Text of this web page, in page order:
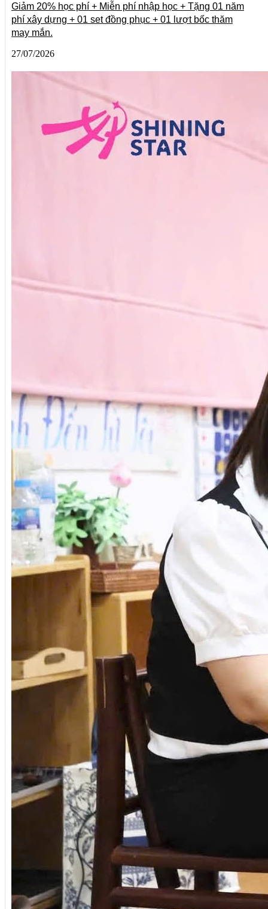
Giảm 20% học phí + Miễn phí nhập học + Tặng 01 năm
phí xây dựng + 01 set đồng phục + 01 lượt bốc thăm
may mắn.
27/07/2026